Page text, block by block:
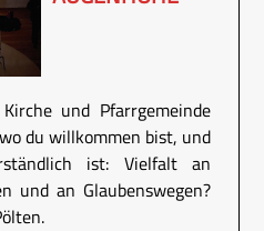
und Pfarrgemeinde
du willkommen bist, und
ist: Vielfalt an
und an Glaubenswegen?